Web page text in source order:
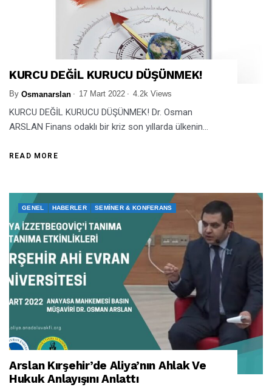
KURCU DEĞİL KURUCU DÜŞÜNMEK!
By Osmanarslan 17 Mart 2022 4.2k Views
KURCU DEĞİL KURUCU DÜŞÜNMEK! Dr. Osman
ARSLAN Finans odaklı bir kriz son yıllarda ülkenin...
READ MORE
GENEL HABERLER SEMINER & KONFERANS
Arslan Kırşehir’de Aliya’nın Ahlak Ve
Hukuk Anlayışını Anlattı